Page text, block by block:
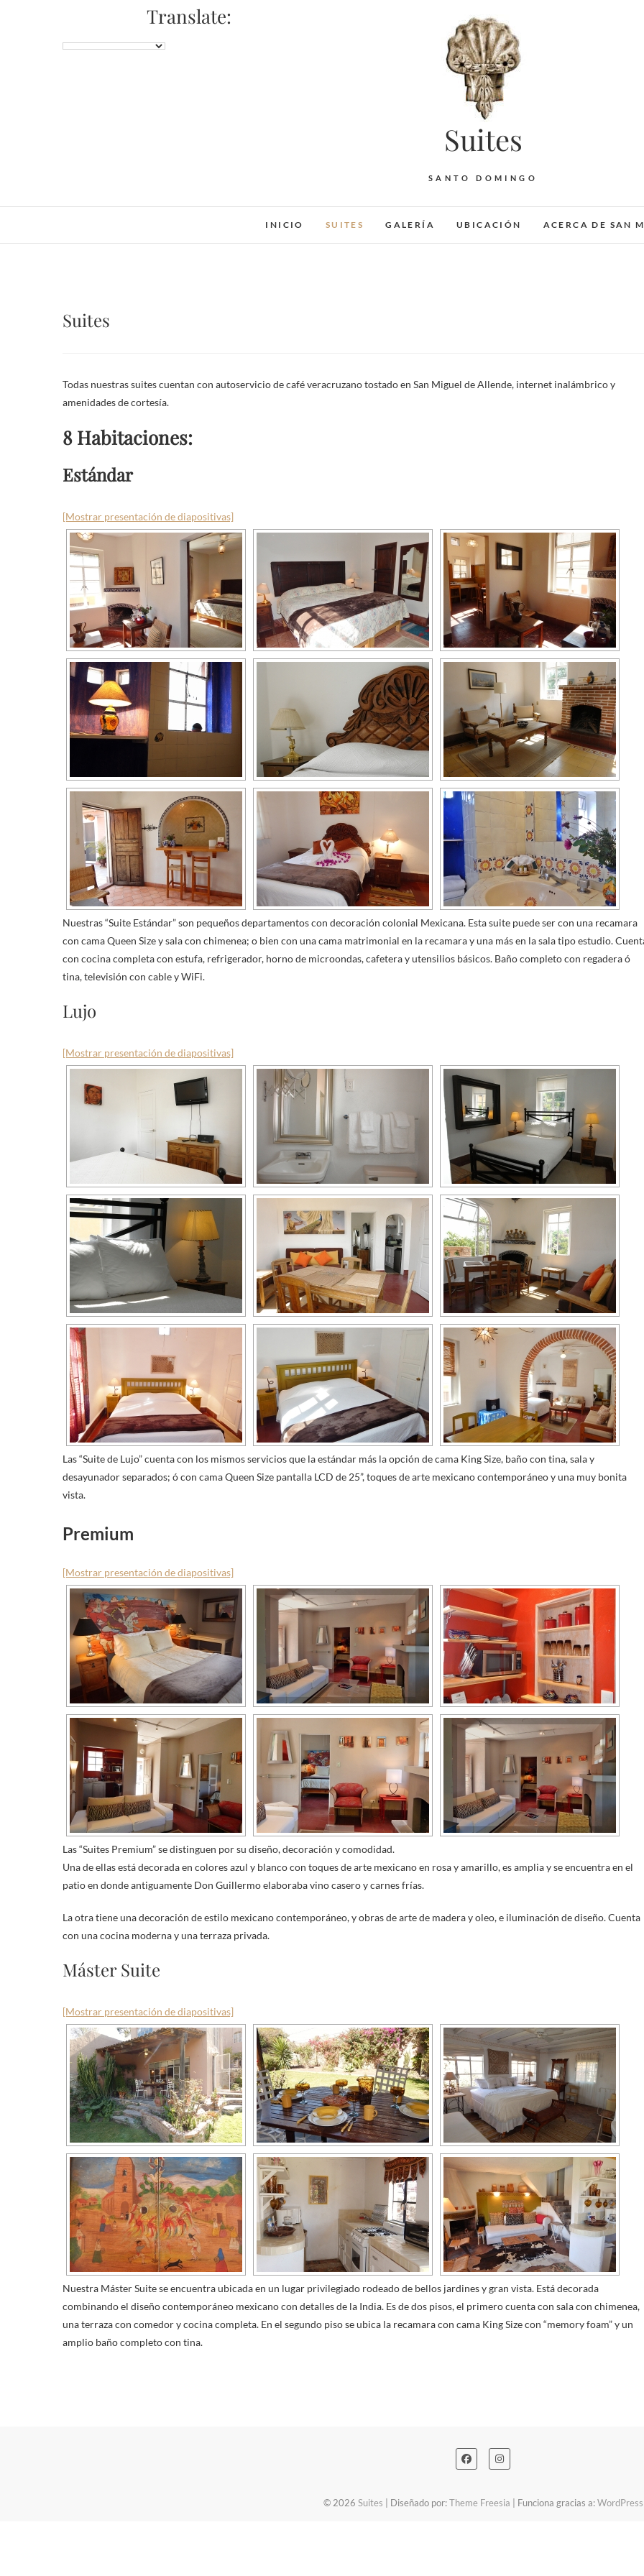
Translate:
Suites
SANTO DOMINGO
INICIO SUITES GALERÍA UBICACIÓN ACERCA DE SAN
Suites
Todas nuestras suites cuentan con autoservicio de café veracruzano tostado en San Miguel de Allende, internet inalámbrico y
amenidades de cortesía.
8 Habitaciones:
Estándar
[Mostrar presentación de diapositivas]
Nuestras “Suite Estándar” son pequeños departamentos con decoración colonial Mexicana. Esta suite puede ser con una recamara
con cama Queen Size y sala con chimenea; o bien con una cama matrimonial en la recamara y una más en la sala tipo estudio.
con cocina completa con estufa, refrigerador, horno de microondas, cafetera y utensilios básicos. Baño completo con regadera ó
tina, televisión con cable y WiFi.
Lujo
[Mostrar presentación de diapositivas]
Las “Suite de Lujo” cuenta con los mismos servicios que la estándar más la opción de cama King Size, baño con tina, sala y
desayunador separados; ó con cama Queen Size pantalla LCD de 25”, toques de arte mexicano contemporáneo y una muy bonita
vista.
Premium
[Mostrar presentación de diapositivas]
Las “Suites Premium” se distinguen por su diseño, decoración y comodidad.
Una de ellas está decorada en colores azul y blanco con toques de arte mexicano en rosa y amarillo, es amplia y se encuentra en el
patio en donde antiguamente Don Guillermo elaboraba vino casero y carnes frías.
La otra tiene una decoración de estilo mexicano contemporáneo, y obras de arte de madera y oleo, e iluminación de diseño. Cuenta
con una cocina moderna y una terraza privada.
Máster Suite
[Mostrar presentación de diapositivas]
Nuestra Máster Suite se encuentra ubicada en un lugar privilegiado rodeado de bellos jardines y gran vista. Está decorada
combinando el diseño contemporáneo mexicano con detalles de la India. Es de dos pisos, el primero cuenta con sala con chimenea,
una terraza con comedor y cocina completa. En el segundo piso se ubica la recamara con cama King Size con “memory foam” y un
amplio baño completo con tina.
© 2026 Suites | Diseñado por:Theme Freesia | Funciona gracias a:WordPress